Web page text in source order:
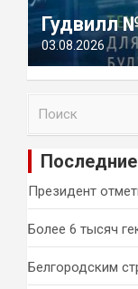
Гудвилл
03.08.2026
и
Президент
Более 6 тысяч
Белгородским